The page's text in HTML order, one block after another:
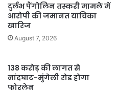
दुर्लभ पैंगोलिन तस्करी मामले में
आरोपी की जमानत याचिका
खारिज
August 7, 2026
138 करोड़ की लागत से
नांदघाट-मुंगेली रोड होगा
फोरलेन